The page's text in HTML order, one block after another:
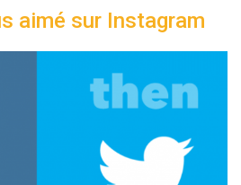
aimé sur Instagram